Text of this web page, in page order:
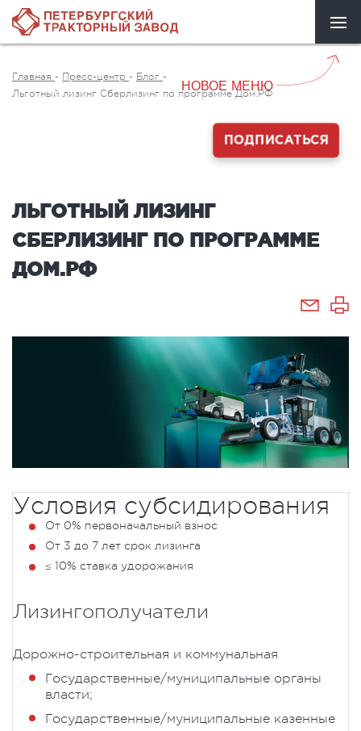
НОВОЕ МЕНЮ
Главная - Пресс-центр - Блог -
Льготный лизинг Сберлизинг по программе Дом.РФ
ПОДПИСАТЬСЯ
ЛЬГОТНЫЙ ЛИЗИНГ
СБЕРЛИЗИНГ ПО ПРОГРАММЕ
ДОМ.РФ
Условия субсидирования
От 0% первоначальный взнос
От 3 до 7 лет срок лизинга
≤ 10% ставка удорожания
Лизингополучатели
Дорожно-строительная и коммунальная
Государственные/муниципальные органы
власти;
Государственные/муниципальные казенные